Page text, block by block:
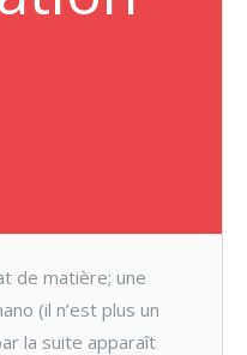
de matière; une
(il n’est plus un
la suite apparaît